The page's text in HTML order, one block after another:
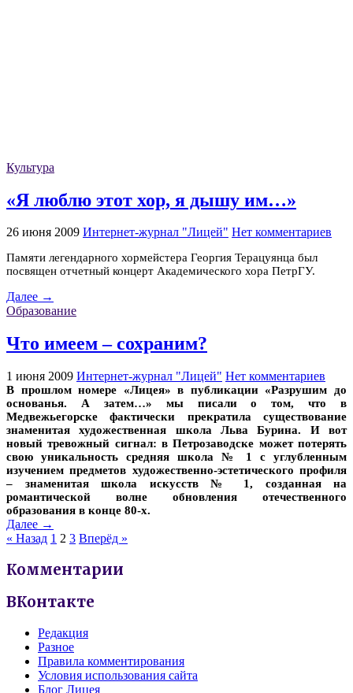
Культура
«Я люблю этот хор, я дышу им…»
26 июня 2009 Интернет-журнал "Лицей" Нет комментариев
Памяти легендарного хормейстера Георгия Терацуянца был
посвящен отчетный концерт Академического хора ПетрГУ.
Далее →
Образование
Что имеем – сохраним?
1 июня 2009 Интернет-журнал "Лицей" Нет комментариев
В прошлом номере «Лицея» в публикации «Разрушим до
основанья. А затем…» мы писали о том, что в
Медвежьегорске фактически прекратила существование
знаменитая художественная школа Льва Бурина. И вот
новый тревожный сигнал: в Петрозаводске может потерять
свою уникальность средняя школа № 1 с углубленным
изучением предметов художественно-эстетического профиля
– знаменитая школа искусств № 1, созданная на
романтической волне обновления отечественного
образования в конце 80-х.
Далее →
« Назад 1 2 3 Вперёд »
Комментарии
ВКонтакте
Редакция
Разное
Правила комментирования
Условия использования сайта
Блог Лицея